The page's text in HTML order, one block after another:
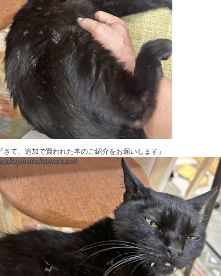
『さて、追加で買われた本のご紹介をお願いします』